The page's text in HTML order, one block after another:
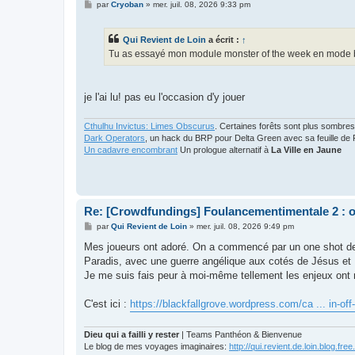
MparCryoban» mer. juil. 08, 2026 9:33 pm
Qui Revient de Loin a écrit : ↑
Tu as essayé mon module monster of the week en mode
je l'ai lu! pas eu l'occasion d'y jouer
Cthulhu Invictus: Limes Obscurus. Certaines forêts sont plus
Dark Operators, un hack du BRP pour Delta Green avec sa feuille
Un cadavre encombrant Un prologue alternatif à La Ville en Jaune
Re: [Crowdfundings] Foulancementimentale 2 :
M
s
a
g
parQui Revient de Loin» mer. juil. 08, 2026 9:49 pm
Mes joueurs ont adoré. On a commencé par un one shot
Paradis, avec une guerre angélique aux cotés de Jésus
Je me suis fais peur à moi-même tellement les enjeux
C'est ici : https://blackfallgrove.wordpress.com/ca ... in-
Dieu qui a failli y rester | Teams Panthéon & Bienvenue
Le blog de mes voyages imaginaires: http://